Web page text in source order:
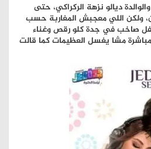
ديالو نزهة الركراكي، حتى
ولكن اللي معجبش المغاربة حسب
صاخب في جدة كلو رقص وغناء
مشا يغسل العظيمات كما قالت